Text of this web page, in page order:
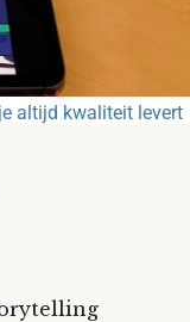
altijd kwaliteit levert